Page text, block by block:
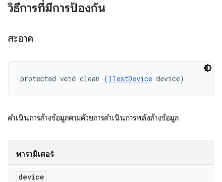
วิธีการที่มีการป้องกัน
สะอาด
protected void clean (ITestDevice device)
ดำเนินการล้างข้อมูลตามด้วยการดำเนินการหลังล้างข้อมูล
พารามิเตอร์
device